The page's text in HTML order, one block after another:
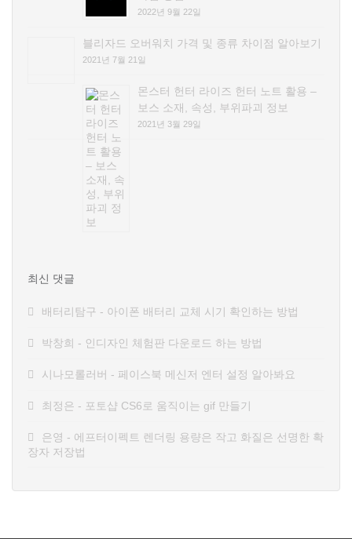
2022년 9월 22일
블리자드 오버워치 가격 및 종류 차이점 알아보기
2021년 7월 21일
몬스터 헌터 라이즈 헌터 노트 활용 –
보스 소재, 속성, 부위파괴 정보
2021년 3월 29일
최신 댓글
배터리탐구 - 아이폰 배터리 교체 시기 확인하는 방법
박창희 - 인디자인 체험판 다운로드 하는 방법
시나모롤러버 - 페이스북 메신저 엔터 설정 알아봐요
최정은 - 포토샵 CS6로 움직이는 gif 만들기
은영 - 에프터이펙트 렌더링 용량은 작고 화질은 선명한 확
장자 저장법